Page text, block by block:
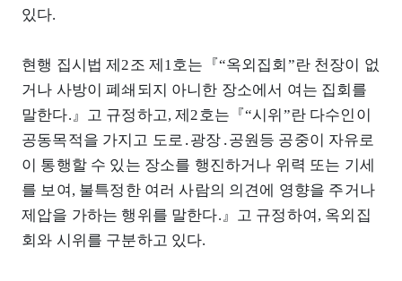
있다.
현행 집시법 제2조 제1호는『“옥외집회”란 천장이 없
거나 사방이 폐쇄되지 아니한 장소에서 여는 집회를
말한다.』고 규정하고, 제2호는『“시위”란 다수인이
공동목적을 가지고 도로․광장․공원등 공중이 자유로
이 통행할 수 있는 장소를 행진하거나 위력 또는 기세
를 보여, 불특정한 여러 사람의 의견에 영향을 주거나
제압을 가하는 행위를 말한다.』고 규정하여, 옥외집
회와 시위를 구분하고 있다.